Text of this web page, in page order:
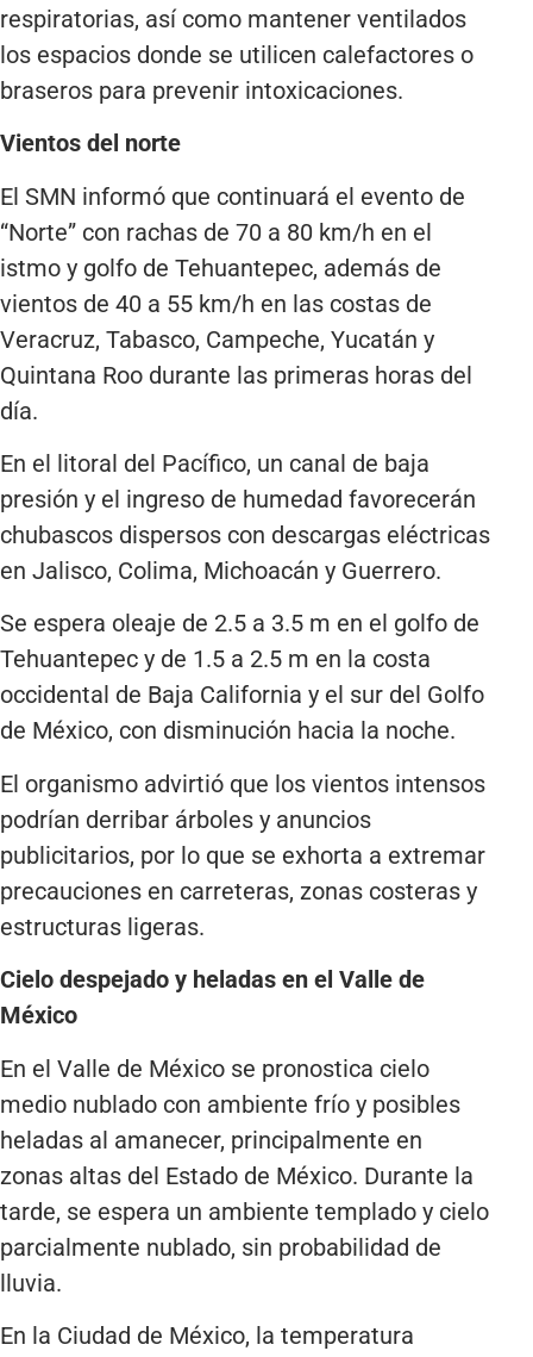
respiratorias, así como mantener ventilados
los espacios donde se utilicen calefactores o
braseros para prevenir intoxicaciones.
Vientos del norte
El SMN informó que continuará el evento de
“Norte” con rachas de 70 a 80 km/h en el
istmo y golfo de Tehuantepec, además de
vientos de 40 a 55 km/h en las costas de
Veracruz, Tabasco, Campeche, Yucatán y
Quintana Roo durante las primeras horas del
día.
En el litoral del Pacífico, un canal de baja
presión y el ingreso de humedad favorecerán
chubascos dispersos con descargas eléctricas
en Jalisco, Colima, Michoacán y Guerrero.
Se espera oleaje de 2.5 a 3.5 m en el golfo de
Tehuantepec y de 1.5 a 2.5 m en la costa
occidental de Baja California y el sur del Golfo
de México, con disminución hacia la noche.
El organismo advirtió que los vientos intensos
podrían derribar árboles y anuncios
publicitarios, por lo que se exhorta a extremar
precauciones en carreteras, zonas costeras y
estructuras ligeras.
Cielo despejado y heladas en el Valle de
México
En el Valle de México se pronostica cielo
medio nublado con ambiente frío y posibles
heladas al amanecer, principalmente en
zonas altas del Estado de México. Durante la
tarde, se espera un ambiente templado y cielo
parcialmente nublado, sin probabilidad de
lluvia.
En la Ciudad de México, la temperatura